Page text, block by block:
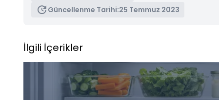
Güncellenme Tarihi:25 Temmuz 2023
İlgili İçerikler